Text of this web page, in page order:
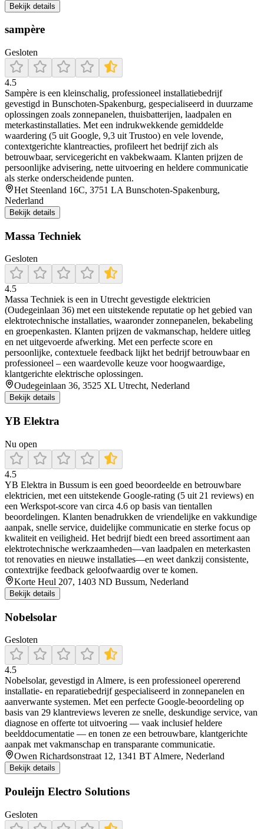
Bekijk details
sampère
Gesloten
4.5
Sampère is een kleinschalig, professioneel installatiebedrijf
gevestigd in Bunschoten‑Spakenburg, gespecialiseerd in duurzame
oplossingen zoals zonnepanelen, thuisbatterijen, laadpalen en
meterkastinstallaties. Met een indrukwekkende gemiddelde
waardering (5 uit Google, 9,3 uit Trustoo) en vele lovende,
contextgerichte klantreacties, profileert het bedrijf zich als
betrouwbaar, servicegericht en vakbekwaam. Klanten prijzen de
persoonlijke advisering, nette uitvoering en heldere communicatie
als sterke onderscheidende punten.
Het Steenland 16C, 3751 LA Bunschoten-Spakenburg,
Nederland
Bekijk details
Massa Techniek
Gesloten
4.5
Massa Techniek is een in Utrecht gevestigde elektricien
(Oudegeinlaan 36) met een uitstekende reputatie op het gebied van
elektrotechnische installaties, waaronder zonnepanelen, bekabeling
en groepenkasten. Klanten prijzen de vakmanschap, heldere uitleg
en net uitgevoerde afwerking. Met een perfecte score en
persoonlijke, contextuele feedback lijkt het bedrijf betrouwbaar en
professioneel – een waardevolle keuze voor hoogwaardige,
klantgerichte elektrische oplossingen.
Oudegeinlaan 36, 3525 XL Utrecht, Nederland
Bekijk details
YB Elektra
Nu open
4.5
YB Elektra in Bussum is een goed beoordeelde en betrouwbare
elektricien, met een uitstekende Google‑rating (5 uit 21 reviews) en
een Werkspot‑score van circa 4.6 op basis van tientallen
beoordelingen. Klanten benadrukken de vriendelijke en vakkundige
aanpak, snelle service, duidelijke communicatie en sterke focus op
kwaliteit en veiligheid. Het bedrijf biedt een breed assortiment aan
elektrotechnische werkzaamheden—van laadpalen en meterkasten
tot renovaties en nieuwe installaties—en weet dankzij consistente,
contextrijke feedback geloofwaardig over te komen.
Korte Heul 207, 1403 ND Bussum, Nederland
Bekijk details
Nobelsolar
Gesloten
4.5
Nobelsolar, gevestigd in Almere, is een professioneel opererend
installatie- en reparatiebedrijf gespecialiseerd in zonnepanelen en
aanverwante systemen. Met een perfecte Google-beoordeling op
basis van 29 klantreviews leveren ze snelle, deskundige service, van
diagnose en offerte tot uitvoering — vaak inclusief heldere
beelddocumentatie — en tonen ze een betrouwbare, klantgerichte
aanpak met vakmanschap en transparante communicatie.
Owen Richardsonstraat 12, 1341 BT Almere, Nederland
Bekijk details
Pouleijn Electro Solutions
Gesloten